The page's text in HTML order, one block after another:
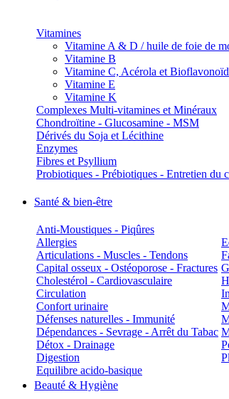
Vitamines
Vitamine A & D / huile de foie de
Vitamine B
Vitamine C, Acérola et
Vitamine E
Vitamine K
Complexes Multi-vitamines et Minéraux
Chondroïtine - Glucosamine - MSM
Dérivés du Soja et Lécithine
Enzymes
Fibres et Psyllium
Probiotiques - Prébiotiques - Entretien du
Santé & bien-être
Anti-Moustiques - Piqûres
Allergies
Articulations - Muscles - Tendons
Capital osseux - Ostéoporose - Fractures
Cholestérol - Cardiovasculaire
Circulation
Confort urinaire
Défenses naturelles - Immunité
Dépendances - Sevrage - Arrêt du Tabac
Détox - Drainage
Digestion
Equilibre acido-basique
Beauté & Hygiène